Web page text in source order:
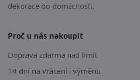
dekorace do domácnosti.
Proč u nás nakoupit
Doprava zdarma nad limit
14 dní na vrácení i výměnu